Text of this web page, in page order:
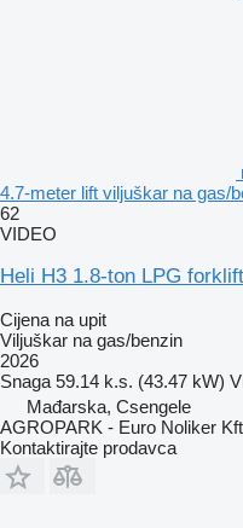
4.7-meter lift viljuškar na gas/
62
VIDEO
Heli H3 1.8-ton LPG
Cijena na upit
Viljuškar na gas/benzin
2026
Snaga 59.14 k.s. (43.47 kW)
Mađarska, Csengele
AGROPARK - Euro Noliker
Kontaktirajte prodavca